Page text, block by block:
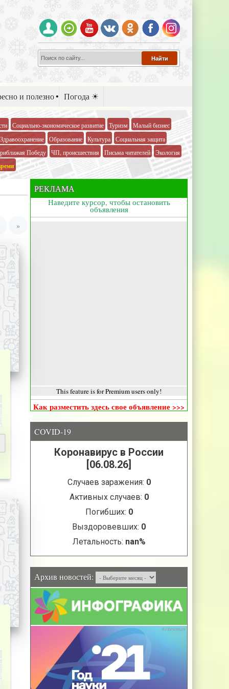
и полезно Погода ☀
Социально-экономическое развитие Туризм
Малый бизнес
Здравоохранение
Образование Культура
Социальная защита
Победу
ЧП, происшествия Письма читателей Экология
»
РЕКЛАМА
Наведите курсор, чтобы остановить
объявления
This feature is for Premium users only!
Как разместить здесь свое объявление >>>
COVID-19
Архив новостей: